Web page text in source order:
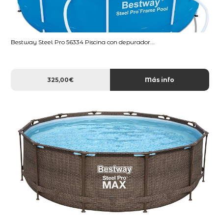
Bestway Steel Pro 56334 Piscina con depurador...
325,00€ Más info